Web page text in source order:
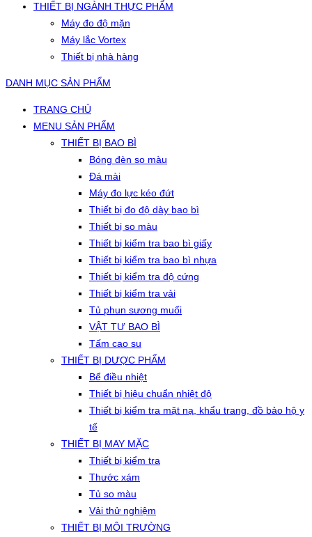
THIẾT BỊ NGÀNH THỰC PHẨM
Máy đo độ mặn
Máy lắc Vortex
Thiết bị nhà hàng
DANH MỤC SẢN PHẨM
TRANG CHỦ
MENU SẢN PHẨM
THIẾT BỊ BAO BÌ
Bóng đèn so màu
Đá mài
Máy đo lực kéo đứt
Thiết bị đo độ dày bao bì
Thiết bị so màu
Thiết bị kiểm tra bao bì giấy
Thiết bị kiểm tra bao bì nhựa
Thiết bị kiểm tra độ cứng
Thiết bị kiểm tra vải
Tủ phun sương muối
VẬT TƯ BAO BÌ
Tấm cao su
THIẾT BỊ DƯỢC PHẨM
Bể điều nhiệt
Thiết bị hiệu chuẩn nhiệt độ
Thiết bị kiểm tra mặt nạ, khẩu trang, đồ bảo hộ y
tế
THIẾT BỊ MAY MẶC
Thiết bị kiểm tra
Thước xám
Tủ so màu
Vải thử nghiệm
THIẾT BỊ MÔI TRƯỜNG